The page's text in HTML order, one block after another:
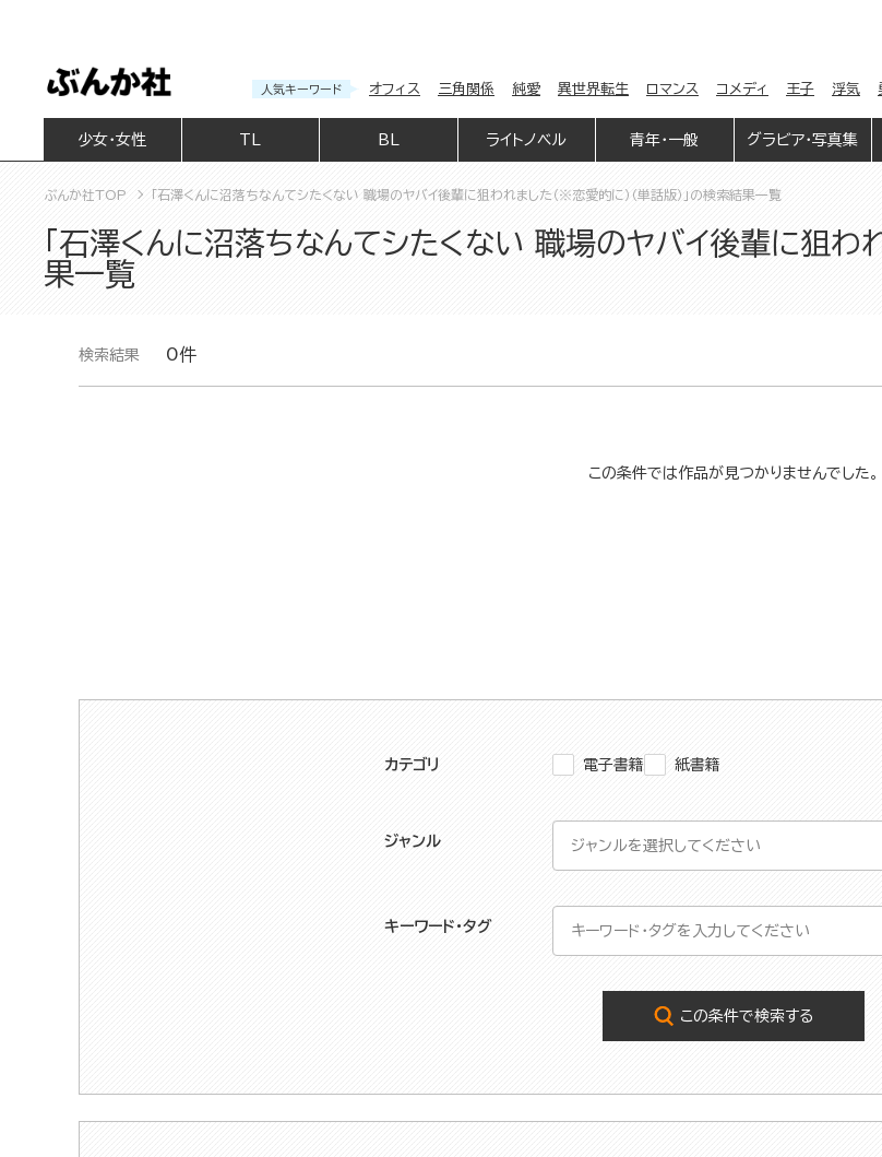
人気キーワード オフィス 三角関係 純愛 異世界転生 ロマンス コメディ 王子 浮気
少女・女性 BL ライトノベル 青年・一般 グラビア・写真集
ぶんか社TOP 「石澤くんに沼落ちなんてシたくない 職場のヤバイ後輩に狙われました（※恋愛的に）（単話版）」の検索結果一覧
「石澤くんに沼落ちなんてシたくない 職場のヤバイ後輩に狙わ
果一覧
検索結果 0件
この条件では作品が見つかりませんでした。
カテゴリ 電子書籍 紙書籍
ジャンル
キーワード・タグ
この条件で検索する